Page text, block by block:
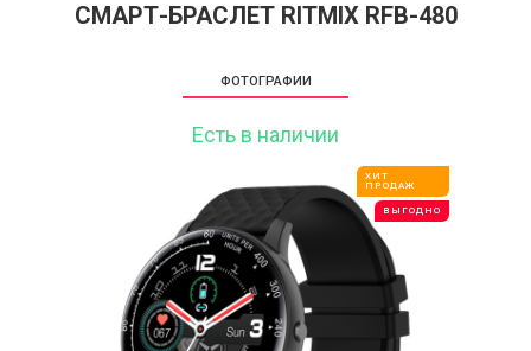
СМАРТ-БРАСЛЕТ RITMIX RFB-480
ФОТОГРАФИИ
Есть в наличии
ХИТ
ПРОДАЖ
ВЫГОДНО